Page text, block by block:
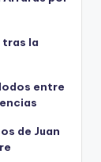
tras la
entre
de Juan